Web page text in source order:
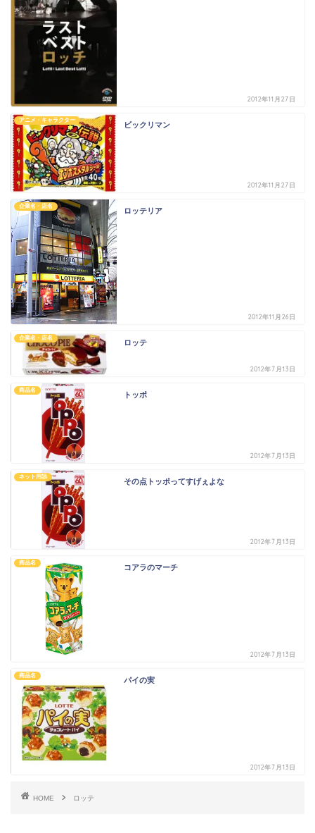
2012年11月27日
アニメ・キャラクター
ビックリマン
2012年11月27日
企業名・店名
ロッテリア
2012年11月26日
企業名・店名
ロッテ
2012年7月13日
商品名
トッポ
2012年7月13日
ネット用語
その点トッポってすげぇよな
2012年7月13日
商品名
コアラのマーチ
2012年7月13日
商品名
パイの実
2012年7月13日
HOME ロッテ